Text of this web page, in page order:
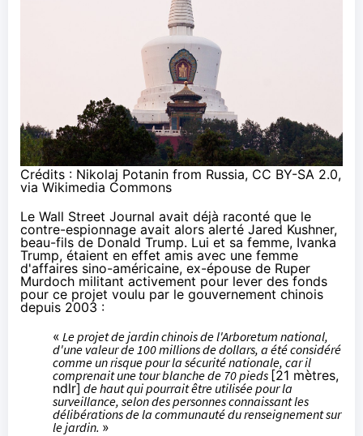
Crédits : Nikolaj Potanin from Russia, CC BY-SA 2.0,
via Wikimedia Commons
Le Wall Street Journal avait déjà raconté que le
contre-espionnage avait alors alerté Jared Kushner,
beau-fils de Donald Trump. Lui et sa femme, Ivanka
Trump, étaient en effet amis avec une femme
d'affaires sino-américaine, ex-épouse de Ruper
Murdoch militant activement pour lever des fonds
pour ce projet voulu par le gouvernement chinois
depuis 2003 :
« Le projet de jardin chinois de l'Arboretum national,
d'une valeur de 100 millions de dollars, a été considéré
comme un risque pour la sécurité nationale, car il
comprenait une tour blanche de 70 pieds [21 mètres,
ndlr] de haut qui pourrait être utilisée pour la
surveillance, selon des personnes connaissant les
délibérations de la communauté du renseignement sur
le jardin. »